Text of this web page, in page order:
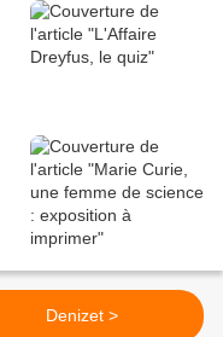
Denizet >